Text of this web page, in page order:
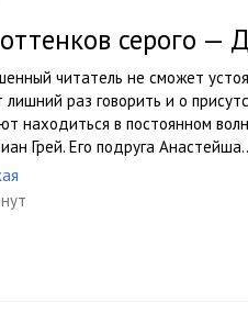
серого
читатель не сможет
раз говорить и о
находиться в постоянном
Грей. Его подруга